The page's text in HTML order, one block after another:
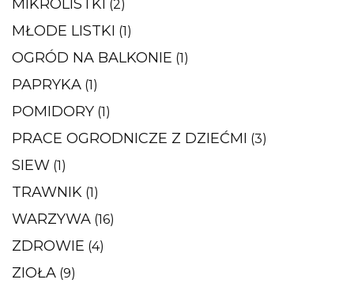
MIKROLISTKI (2)
MŁODE LISTKI (1)
OGRÓD NA BALKONIE (1)
PAPRYKA (1)
POMIDORY (1)
PRACE OGRODNICZE Z DZIEĆMI (3)
SIEW (1)
TRAWNIK (1)
WARZYWA (16)
ZDROWIE (4)
ZIOŁA (9)